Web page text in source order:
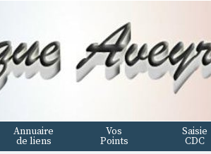
Annuaire
de liens
Vos
Points
Saisie
CDC